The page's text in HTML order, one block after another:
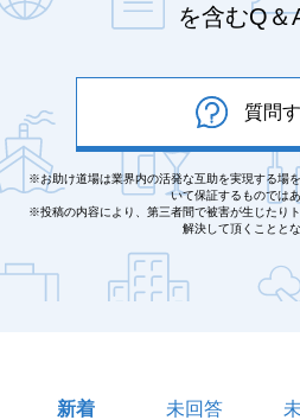
を含むQ＆
質問
※お助け道場は業界内の活発な互助を実現する場
いて保証するものではあ
※投稿の内容により、第三者間で被害が生じたり
解決して頂くこととな
新着 未回答